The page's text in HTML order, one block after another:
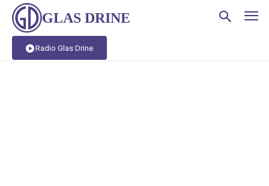
GLAS DRINE
Radio Glas Drine